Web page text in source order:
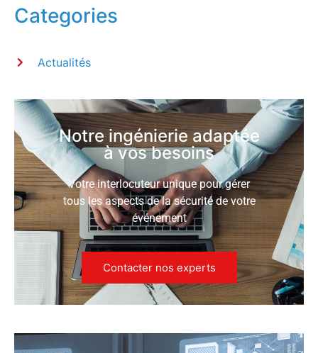
Categories
Actualités
Notre ingénierie adaptée
à vos besoins
Votre interlocuteur unique pour gérer
tous les aspects de la sécurité de votre
événement
Contacter nos experts